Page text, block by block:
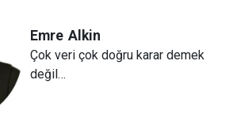
Emre Alkin
Çok veri çok doğru karar demek
değil…